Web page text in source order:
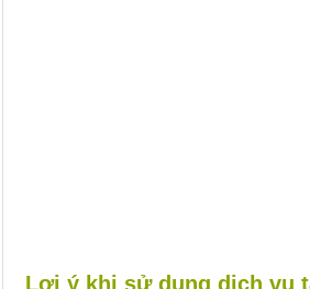
Lợi ý khi sử dụng dịch vụ